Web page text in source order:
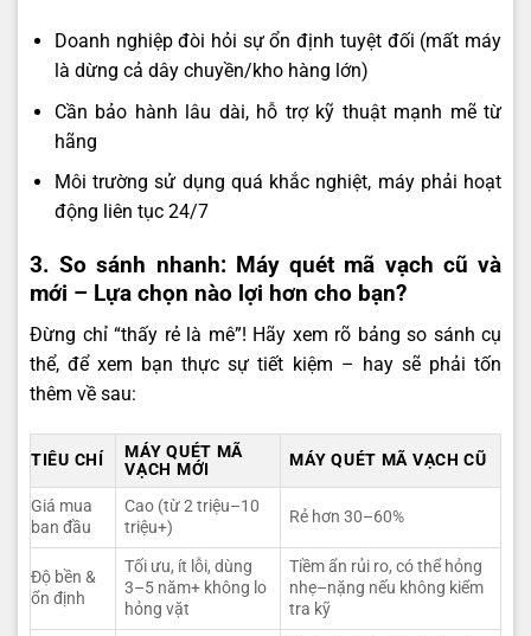
Doanh nghiệp đòi hỏi sự ổn định tuyệt đối (mất máy
là dừng cả dây chuyền/kho hàng lớn)
Cần bảo hành lâu dài, hỗ trợ kỹ thuật mạnh mẽ từ
hãng
Môi trường sử dụng quá khắc nghiệt, máy phải hoạt
động liên tục 24/7
3. So sánh nhanh: Máy quét mã vạch cũ và
mới – Lựa chọn nào lợi hơn cho bạn?
Đừng chỉ “thấy rẻ là mê”! Hãy xem rõ bảng so sánh cụ
thể, để xem bạn thực sự tiết kiệm – hay sẽ phải tốn
thêm về sau:
TIÊU CHÍ
MÁY QUÉT MÃ
VẠCH MỚI
MÁY QUÉT MÃ VẠCH CŨ
Giá mua
ban đầu
Cao (từ 2 triệu–10
triệu+)
Rẻ hơn 30–60%
Độ bền &
ổn định
Tối ưu, ít lỗi, dùng
3–5 năm+ không lo
hỏng vặt
Tiềm ẩn rủi ro, có thể hỏng
nhẹ–nặng nếu không kiểm
tra kỹ